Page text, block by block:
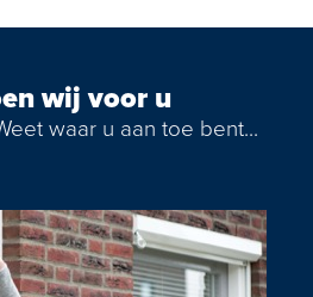
wij voor u
waar u aan toe bent...